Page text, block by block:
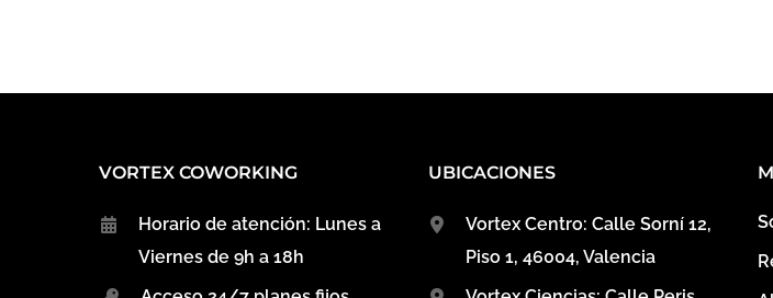
VORTEX COWORKING
Horario de atención: Lunes a
Viernes de 9h a 18h
UBICACIONES
Vortex Centro: Calle Sorní 12,
Piso 1, 46004, Valencia